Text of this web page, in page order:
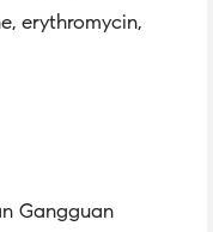
erythromycin,
Gangguan